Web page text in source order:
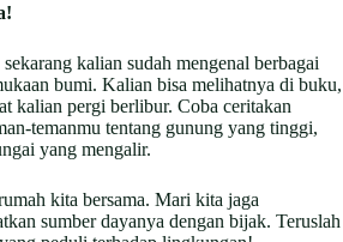
kalian sudah mengenal berbagai
bumi. Kalian bisa melihatnya di buku,
kalian pergi berlibur. Coba ceritakan
temanmu tentang gunung yang tinggi,
yang mengalir.
kita bersama. Mari kita jaga
sumber dayanya dengan bijak. Teruslah